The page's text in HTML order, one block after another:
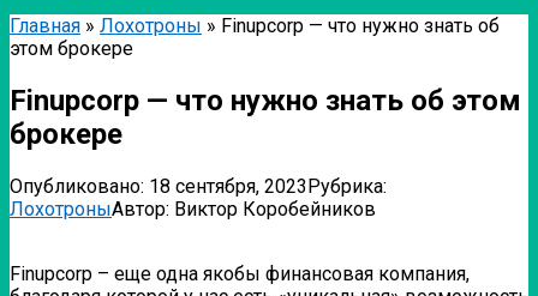
Главная » Лохотроны » Finupcorp — что нужно знать об
этом брокере
Finupcorp — что нужно знать об этом
брокере
Опубликовано: 18 сентября, 2023Рубрика:
ЛохотроныАвтор: Виктор Коробейников
Finupcorp – еще одна якобы финансовая компания,